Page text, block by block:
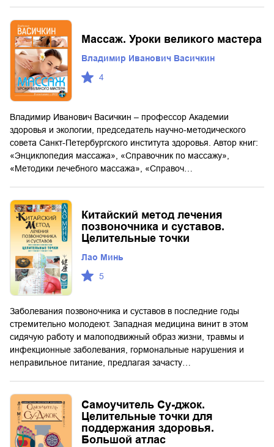
Массаж. Уроки великого мастера
Владимир Иванович Васичкин
4
Владимир Иванович Васичкин – профессор Академии
здоровья и экологии, председатель научно-методического
совета Санкт-Петербургского института здоровья. Автор книг:
«Энциклопедия массажа», «Справочник по массажу»,
«Методики лечебного массажа», «Справоч…
Китайский метод лечения
позвоночника и суставов.
Целительные точки
Лао Минь
5
Заболевания позвоночника и суставов в последние годы
стремительно молодеют. Западная медицина винит в этом
сидячую работу и малоподвижный образ жизни, травмы и
инфекционные заболевания, гормональные нарушения и
неправильное питание, предлагая зачасту…
Самоучитель Су-джок.
Целительные точки для
поддержания здоровья.
Большой атлас